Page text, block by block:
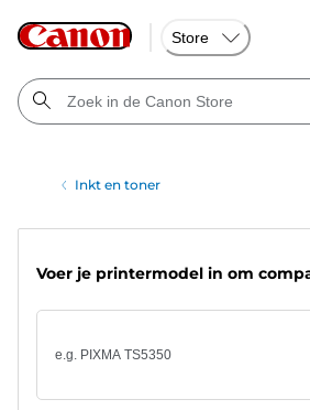
Store
Inkt en toner
Voer je printermodel in om